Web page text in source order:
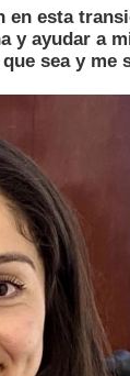
esta
y ayudar a
sea y me